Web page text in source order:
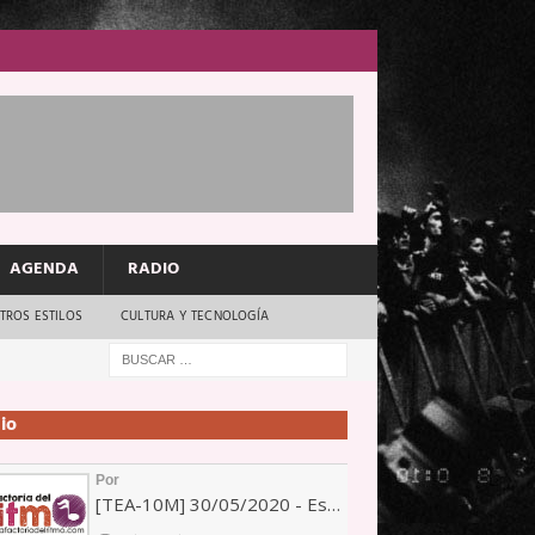
AGENDA RADIO
ESTILOS CULTURA Y TECNOLOGÍA